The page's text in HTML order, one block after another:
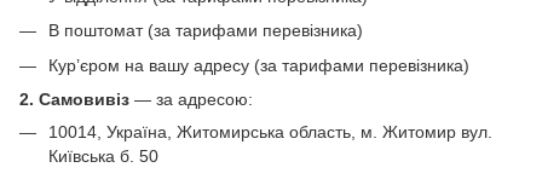
В поштомат (за тарифами перевізника)
Кур’єром на вашу адресу (за тарифами перевізника)
2. Самовивіз — за адресою:
10014, Україна, Житомирська область, м. Житомир вул.
Київська б. 50